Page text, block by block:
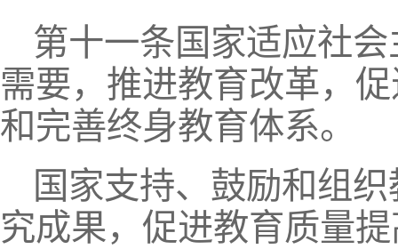
第十一条国家适应社
需要，推进教育改革，
和完善终身教育体系。
国家支持、鼓励和组
究成果，促进教育质量